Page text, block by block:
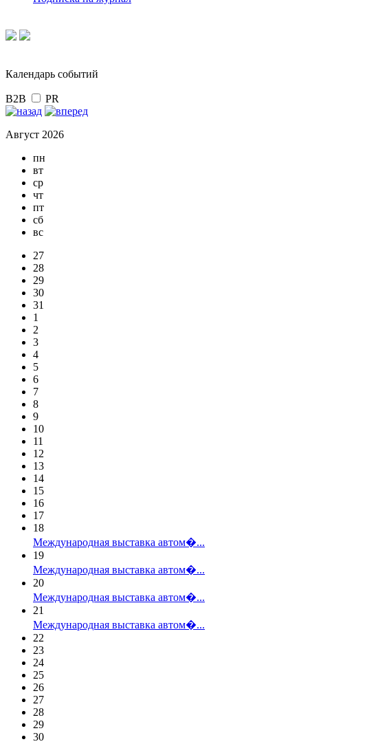
Календарь событий
B2B PR
Август 2026
пн
вт
ср
чт
пт
сб
вс
27
28
29
30
31
1
2
3
4
5
6
7
8
9
10
11
12
13
14
15
16
17
18
Международная выставка автом�...
19
Международная выставка автом�...
20
Международная выставка автом�...
21
Международная выставка автом�...
22
23
24
25
26
27
28
29
30